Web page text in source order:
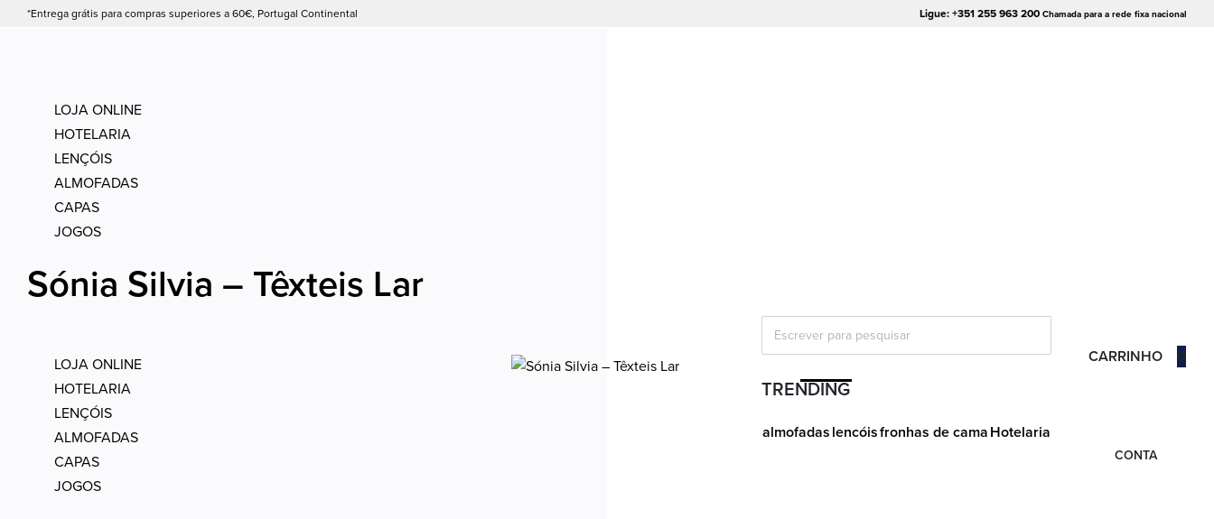
*Entrega grátis para compras superiores a 60€, Portugal Continental Ligue: +351 255 963 200 Chamada para a rede fixa nacional
LOJA ONLINE
HOTELARIA
LENÇÓIS
ALMOFADAS
CAPAS
JOGOS
Sónia Silvia – Têxteis Lar
LOJA ONLINE
HOTELARIA
LENÇÓIS
ALMOFADAS
CAPAS
JOGOS
TRENDING
almofadas lencóisfronhas de cama Hotelaria
CARRINHO 0
CONTA